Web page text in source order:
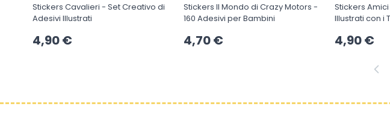
Stickers Cavalieri - Set Creativo di
Adesivi Illustrati
4,90 €
Stickers Il Mondo di Crazy Motors -
160 Adesivi per Bambini
4,70 €
Stickers Amici Soffici -
Illustrati con i
4,90 €